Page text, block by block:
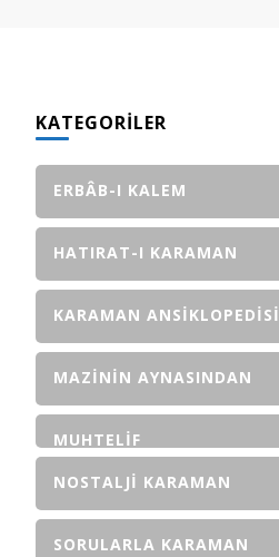
KATEGORILER
ERBÂB-I KALEM
HATIRAT-I KARAMAN
KARAMAN ANSIKLOPEDISI
MAZININ AYNASINDAN
MUHTELIF
NOSTALJI KARAMAN
SORULARLA KARAMAN